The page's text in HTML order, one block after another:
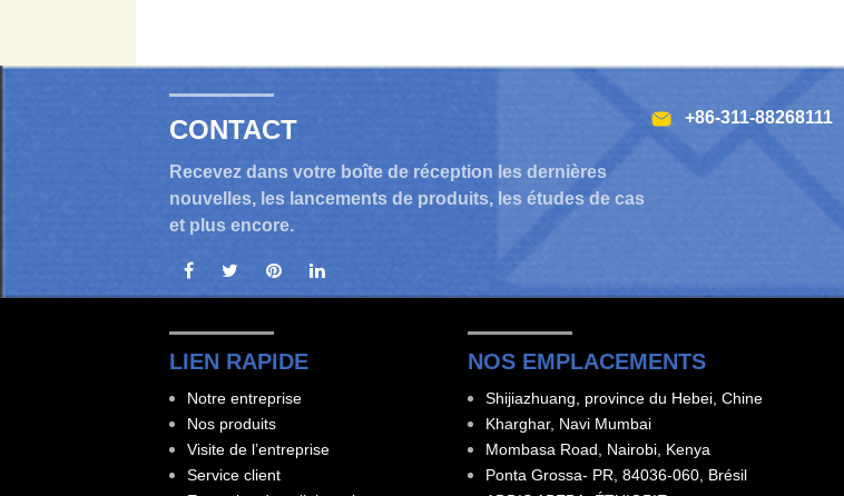
CONTACT
Recevez dans votre boîte de réception les dernières
nouvelles, les lancements de produits, les études de cas
et plus encore.
+86-311-88268111
LIEN RAPIDE
Notre entreprise
Nos produits
Visite de l’entreprise
Service client
NOS EMPLACEMENTS
Shijiazhuang, province du Hebei, Chine
Kharghar, Navi Mumbai
Mombasa Road, Nairobi, Kenya
Ponta Grossa- PR, 84036-060, Brésil